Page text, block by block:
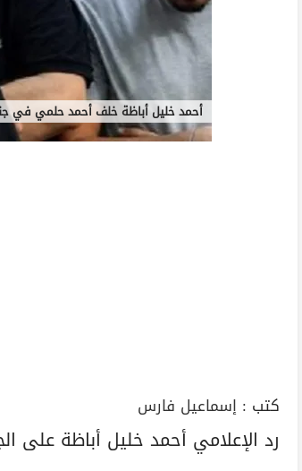
أحمد خليل أباظة خلف أحمد حلمي في
كتب : إسماعيل فارس
رد الإعلامي أحمد خليل أباظة على